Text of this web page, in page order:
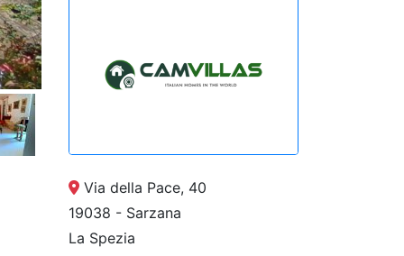
Via della Pace, 40
19038 - Sarzana
La Spezia